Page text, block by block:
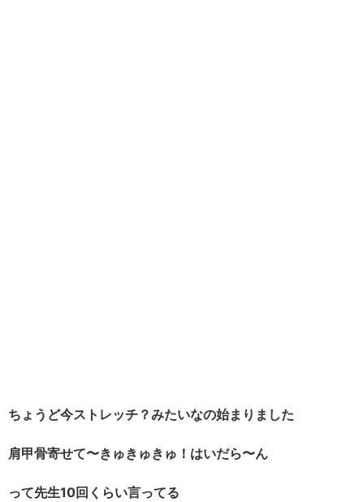
ちょうど今ストレッチ？みたいなの始まりました
肩甲骨寄せて〜きゅきゅきゅ！はいだら〜ん
って先生10回くらい言ってる